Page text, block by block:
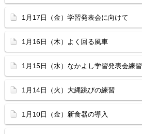
1月17日（金）学習発表会に向けて
1月16日（木）よく回る風車
1月15日（水）なかよし学習発表会練習
1月14日（火）大縄跳びの練習
1月10日（金）新食器の導入